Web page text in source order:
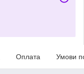
Оплата Умови